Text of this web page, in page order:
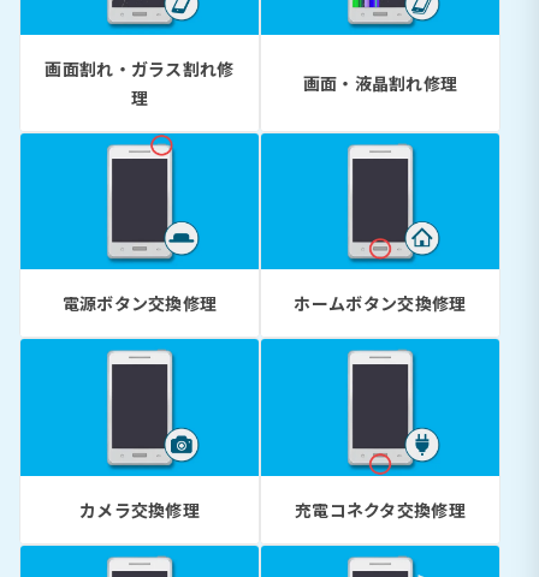
画面割れ・ガラス割れ修
理
画面・液晶割れ修理
電源ボタン交換修理 ホームボタン交換修理
カメラ交換修理 充電コネクタ交換修理